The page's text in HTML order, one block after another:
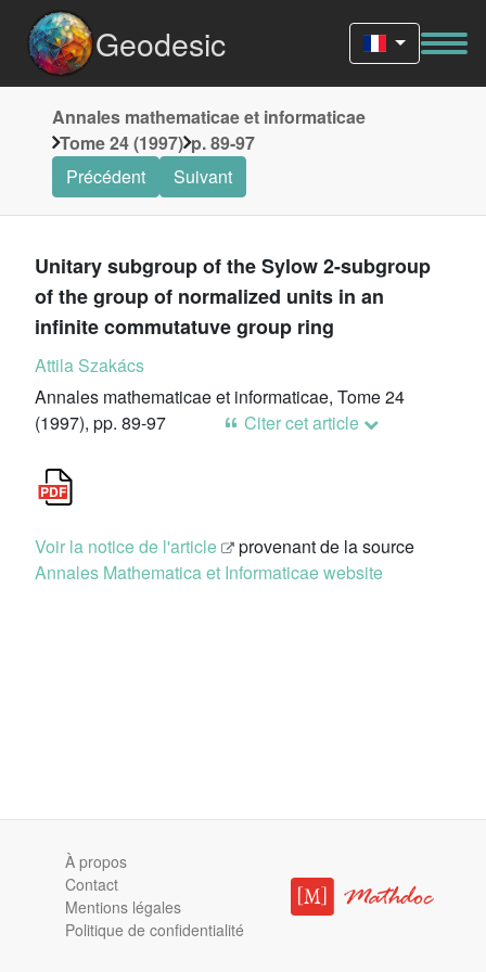
Geodesic
Annales mathematicae et informaticae
Tome 24 (1997) p. 89-97
Précédent
Suivant
Unitary subgroup of the Sylow 2-subgroup
of the group of normalized units in an
infinite commutatuve group ring
Attila Szakács
Annales mathematicae et informaticae, Tome 24
(1997), pp. 89-97
Citer cet article
Voir la notice de l'article
provenant de la source
Annales Mathematica et Informaticae website
À propos
Contact
Mentions légales
Politique de confidentialité